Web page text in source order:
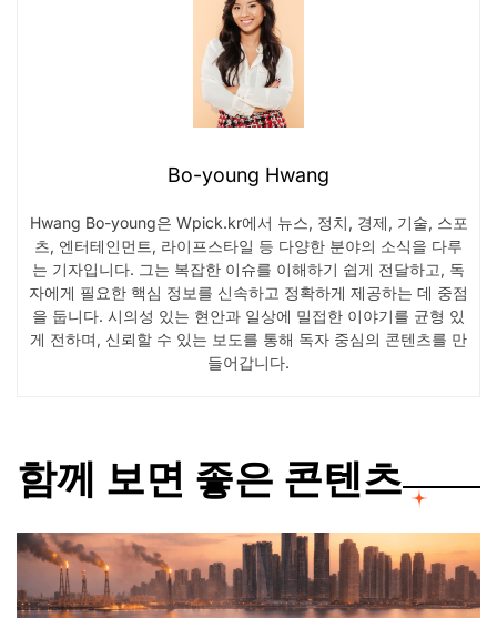
Bo-young Hwang
Hwang Bo-young은 Wpick.kr에서 뉴스, 정치, 경제, 기술, 스포
츠, 엔터테인먼트, 라이프스타일 등 다양한 분야의 소식을 다루
는 기자입니다. 그는 복잡한 이슈를 이해하기 쉽게 전달하고, 독
자에게 필요한 핵심 정보를 신속하고 정확하게 제공하는 데 중점
을 둡니다. 시의성 있는 현안과 일상에 밀접한 이야기를 균형 있
게 전하며, 신뢰할 수 있는 보도를 통해 독자 중심의 콘텐츠를 만
들어갑니다.
함께 보면 좋은 콘텐츠